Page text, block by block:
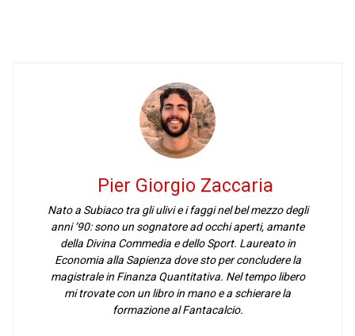
Pier Giorgio Zaccaria
Nato a Subiaco tra gli ulivi e i faggi nel bel mezzo degli
anni ‘90: sono un sognatore ad occhi aperti, amante
della Divina Commedia e dello Sport. Laureato in
Economia alla Sapienza dove sto per concludere la
magistrale in Finanza Quantitativa. Nel tempo libero
mi trovate con un libro in mano e a schierare la
formazione al Fantacalcio.